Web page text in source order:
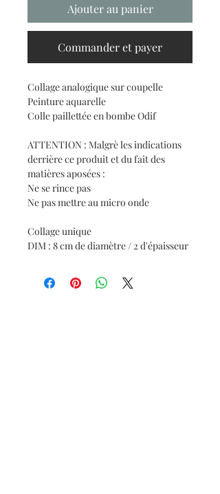
Ajouter au panier
Commander et payer
Collage analogique sur coupelle
Peinture aquarelle
Colle paillettée en bombe Odif
ATTENTION : Malgrè les indications
derrière ce produit et du fait des
matières aposées :
Ne se rince pas
Ne pas mettre au micro onde
Collage unique
DIM : 8 cm de diamètre / 2 d'épaisseur